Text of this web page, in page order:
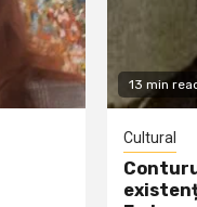
13 min
Cultural